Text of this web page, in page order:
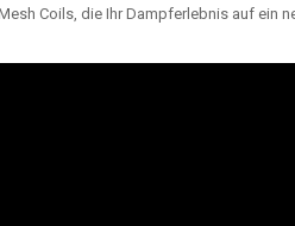
Coils, die Ihr Dampferlebnis auf ein